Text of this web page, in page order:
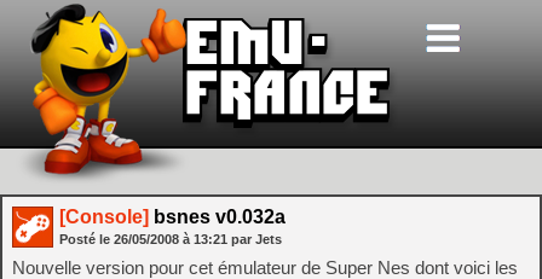
[Console] bsnes v0.032a
Posté le 26/05/2008 à 13:21 par Jets
Nouvelle version pour cet émulateur de Super Nes dont voici les